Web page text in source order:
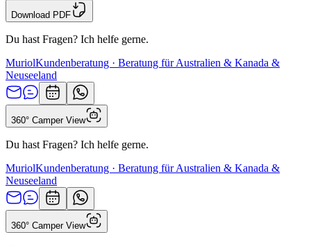
Download PDF
Du hast Fragen? Ich helfe gerne.
MuriolKundenberatung · Beratung für Australien & Kanada &
Neuseeland
360° Camper View
Du hast Fragen? Ich helfe gerne.
MuriolKundenberatung · Beratung für Australien & Kanada &
Neuseeland
360° Camper View